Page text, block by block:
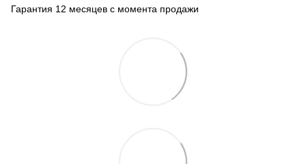
Гарантия 12 месяцев с момента продажи